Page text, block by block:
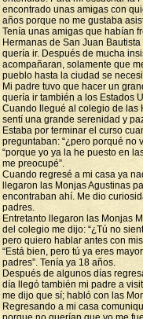
encontrado unas amigas con
años porque no me gustaba
Tenía unas amigas que habían
Hermanas de San Juan
quería ir. Después de mucha
acompañaran, solamente que
pueblo hasta la ciudad se
Mi padre tuvo que hacer un
quería ir también a los Estados
Cuando llegué al colegio de las
sentí una grande serenidad y
Estaba por terminar el curso
preguntaban: “¿pero porqué no
“porque yo ya la he puesto en
me preocupé”.
Cuando regresé a mi casa ya
llegaron las Monjas Agustinas
encontraban ahí. Me dio
padres.
Entretanto llegaron las Monjas
del colegio me dijo: “¿Tú no
pero quiero hablar antes con
“Está bien, pero tú ya eres
padres”. Tenía ya 18 años.
Después de algunos días
día llegó también mi padre a
me dijo que sí; habló con las
Regresando a mi casa